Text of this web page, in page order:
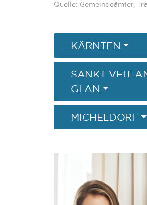
Quelle: Gemeindeämter,
KÄRNTEN
SANKT VEIT
GLAN
MICHELDORF